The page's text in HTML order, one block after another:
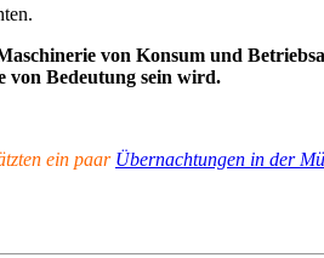
von Konsum und
von Bedeutung sein wird.
ein paar Übernachtungen in der